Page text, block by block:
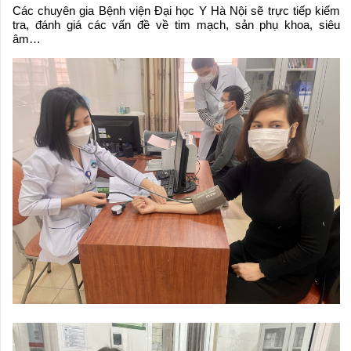
Các chuyên gia Bệnh viện Đại học Y Hà Nội sẽ trực tiếp kiểm
tra, đánh giá các vấn đề về tim mạch, sản phụ khoa, siêu
âm…